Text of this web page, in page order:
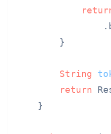
        }
String
return
    }